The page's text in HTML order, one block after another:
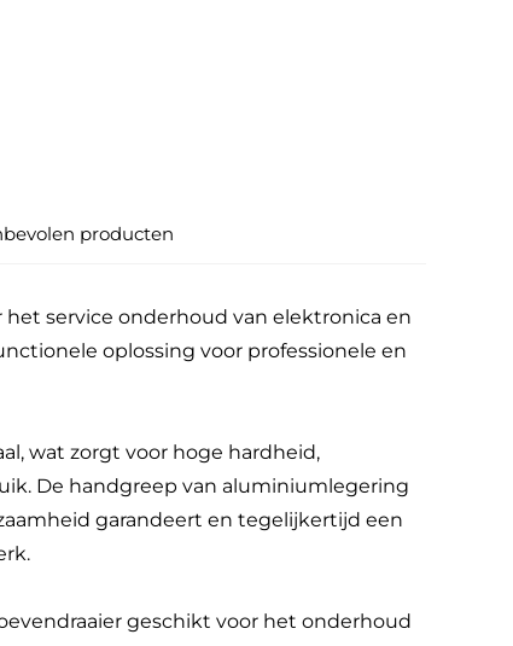
producten
het service onderhoud van elektronica en
oplossing voor professionele en
wat zorgt voor hoge hardheid,
De handgreep van aluminiumlegering
garandeert en tegelijkertijd een
geschikt voor het onderhoud